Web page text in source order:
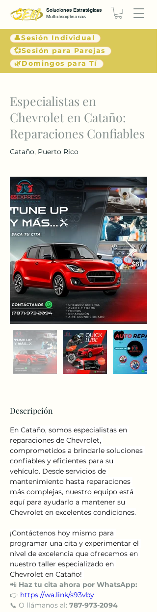
👤Sesión Individual
💞Sesión para Parejas
🌿Domingos para Tí
Soluciones Estratégicas
Multidisciplinarias
< Atrás
Especialistas en
Chevrolet en Cataño:
Reparaciones Confiables
Cataño, Puerto Rico
Descripción
En Cataño, somos especialistas en
reparaciones de Chevrolet,
comprometidos a brindarle soluciones
confiables y eficientes para su
vehículo. Desde servicios de
mantenimiento hasta reparaciones
más complejas, nuestro equipo está
aquí para ayudarlo a mantener su
Chevrolet en excelentes condiciones.
¡Contáctenos hoy mismo para
programar una cita y experimentar el
nivel de excelencia que ofrecemos en
nuestro taller especializado en
Chevrolet en Cataño!
📲 Haz tu cita ahora por WhatsApp:
👉 https://wa.link/s93vby
📞 O llámanos al: 787-973-2094